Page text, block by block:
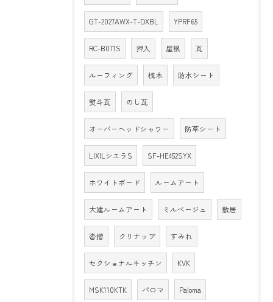
GT-2027AWX-T-DXBL YPRF65
RC-B071S 押入 屋根 瓦
ルーフィング 桟木 防水シート
熨斗瓦 のし瓦
オーバーヘッドシャワー 防草シート
LIXILシエラS SF-HE452SYX
ホワイトボード ルームアート
大建ルームアート ミルベージュ 敷居
沓摺 クリナップ すみれ
セクショナルキッチン KVK
MSK110KTK パロマ Paloma